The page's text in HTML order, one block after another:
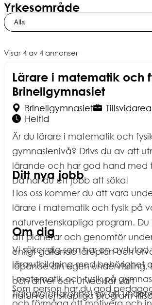
Yrkesområde
Resultatet
kommer
uppdateras
när
du
gör
ett
val.
Filter
uppdaterat.
resultat
Alla
Visar 4 av 4 annonser
Lärare i matematik och
Brinellgymnasiet
Arbetsplats:
Brinellgymnasiet
Omfattning
Heltid
Är du lärare i matematik och
gymnasienivå? Drivs du av att
lärande och har god hand med
Då har du ett jobb att söka!
Ditt nya jobb
Hos oss kommer du att vara
lärare i matematik och fysik på
naturvetenskapliga program. Du
att planerar och genomför
enligt gällande läroplan och
löpande din egen undervisning.
och driver och utvecklar vårt
naturvetenskapliga program
Om dig
Vi söker dig som har en avslutad
lärarutbildning med behörighet
i matematik och fysik på
Tidigare erfarenhet av att
Som person har du god